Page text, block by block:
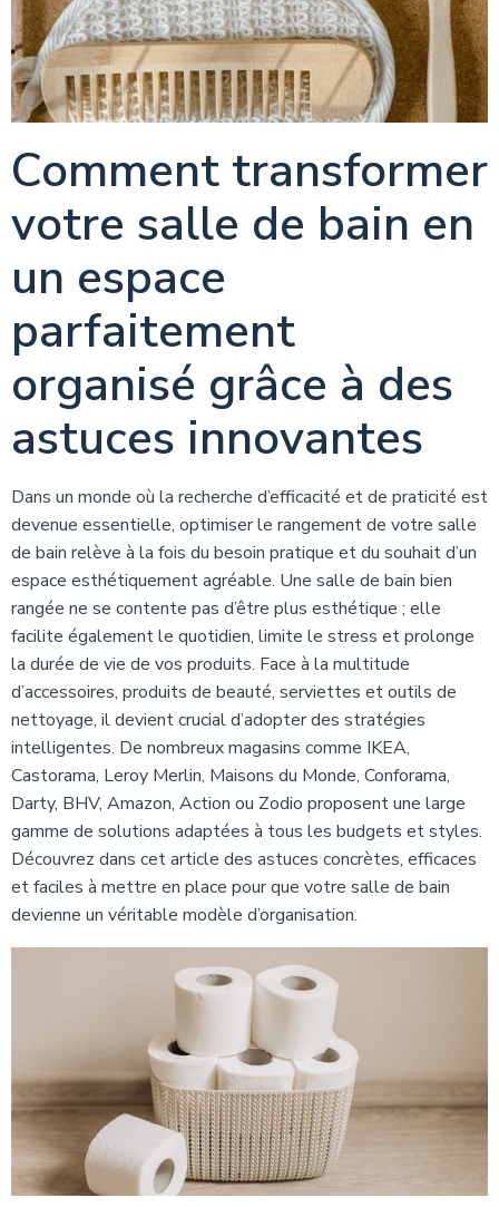
Comment transformer
votre salle de bain en
un espace
parfaitement
organisé grâce à des
astuces innovantes
Dans un monde où la recherche d’efficacité et de praticité est
devenue essentielle, optimiser le rangement de votre salle
de bain relève à la fois du besoin pratique et du souhait d’un
espace esthétiquement agréable. Une salle de bain bien
rangée ne se contente pas d’être plus esthétique ; elle
facilite également le quotidien, limite le stress et prolonge
la durée de vie de vos produits. Face à la multitude
d’accessoires, produits de beauté, serviettes et outils de
nettoyage, il devient crucial d’adopter des stratégies
intelligentes. De nombreux magasins comme IKEA,
Castorama, Leroy Merlin, Maisons du Monde, Conforama,
Darty, BHV, Amazon, Action ou Zodio proposent une large
gamme de solutions adaptées à tous les budgets et styles.
Découvrez dans cet article des astuces concrètes, efficaces
et faciles à mettre en place pour que votre salle de bain
devienne un véritable modèle d’organisation.